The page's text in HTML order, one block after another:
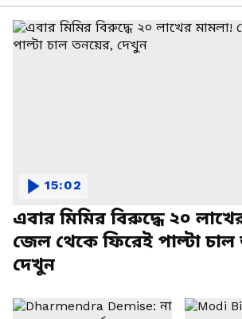
এবার মিমির বিরুদ্ধে ২০
জেল থেকে ফিরেই পাল্টা
দেখুন
15:02